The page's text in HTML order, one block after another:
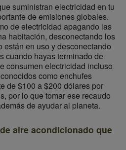
suministran electricidad en tu
de emisiones globales.
de electricidad apagando las
habitación, desconectando los
están en uso y desconectando
cuando hayas terminado de
consumen electricidad incluso
como enchufes
de $100 a $200 dólares por
por lo que tomar ese recaudo
de ayudar al planeta.
aire acondicionado que